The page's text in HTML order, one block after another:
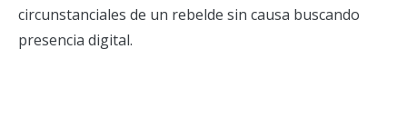
circunstanciales de un rebelde sin causa buscando
presencia digital.